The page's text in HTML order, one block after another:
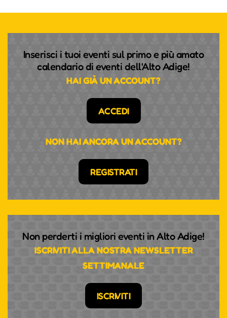
Inserisci i tuoi eventi sul primo e più amato
calendario di eventi dell'Alto Adige!
HAI GIÀ UN ACCOUNT?
ACCEDI
NON HAI ANCORA UN ACCOUNT?
REGISTRATI
Non perderti i migliori eventi in Alto Adige!
ISCRIVITI ALLA NOSTRA NEWSLETTER
SETTIMANALE
ISCRIVITI